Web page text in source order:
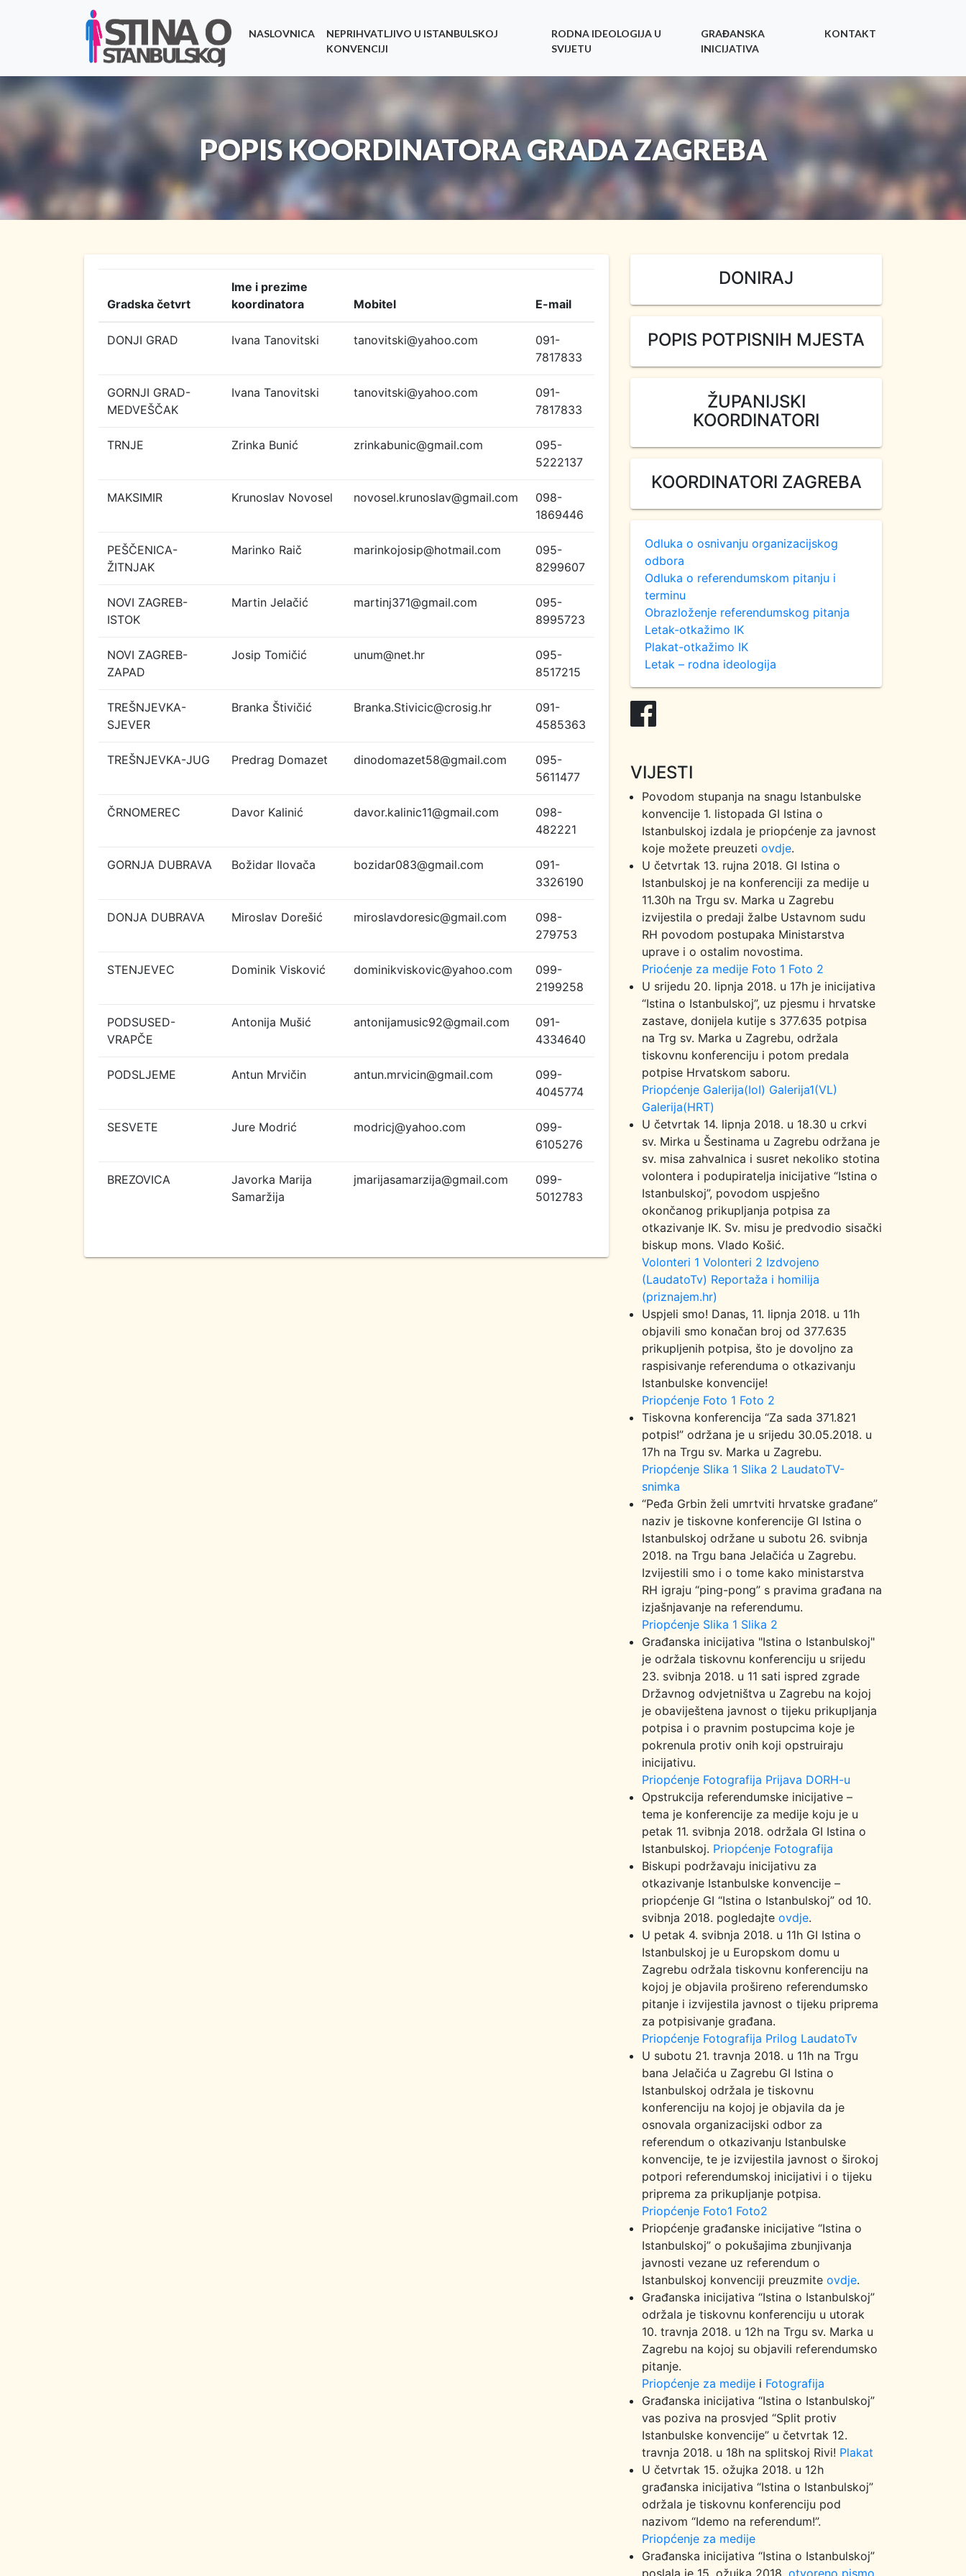
NASLOVNICA
NEPRIHVATLJIVO U ISTANBULSKOJ
KONVENCIJI
RODNA IDEOLOGIJA U
SVIJETU
GRAĐANSKA
INICIJATIVA
KONTAKT
POPIS KOORDINATORA GRADA ZAGREBA
Gradska četvrt
Ime i prezime
koordinatora
Mobitel E-mail
DONJI GRAD Ivana Tanovitski tanovitski@yahoo.com
091-
7817833
GORNJI GRAD-
MEDVEŠČAK
Ivana Tanovitski tanovitski@yahoo.com
091-
7817833
TRNJE Zrinka Bunić zrinkabunic@gmail.com
095-
5222137
MAKSIMIR Krunoslav Novosel novosel.krunoslav@gmail.com
098-
1869446
PEŠČENICA-
ŽITNJAK
Marinko Raič marinkojosip@hotmail.com
095-
8299607
NOVI ZAGREB-
ISTOK
Martin Jelačić martinj371@gmail.com
095-
8995723
NOVI ZAGREB-
ZAPAD
Josip Tomičić unum@net.hr
095-
8517215
TREŠNJEVKA-
SJEVER
Branka Štivičić Branka.Stivicic@crosig.hr
091-
4585363
TREŠNJEVKA-JUG Predrag Domazet dinodomazet58@gmail.com
095-
5611477
ČRNOMEREC Davor Kalinić davor.kalinic11@gmail.com
098-
482221
GORNJA DUBRAVA Božidar Ilovača bozidar083@gmail.com
091-
3326190
DONJA DUBRAVA Miroslav Dorešić miroslavdoresic@gmail.com
098-
279753
STENJEVEC Dominik Visković dominikviskovic@yahoo.com
099-
2199258
PODSUSED-
VRAPČE
Antonija Mušić antonijamusic92@gmail.com
091-
4334640
PODSLJEME Antun Mrvičin antun.mrvicin@gmail.com
099-
4045774
SESVETE Jure Modrić modricj@yahoo.com
099-
6105276
BREZOVICA
Javorka Marija
Samaržija
jmarijasamarzija@gmail.com
099-
5012783
DONIRAJ
POPIS POTPISNIH MJESTA
ŽUPANIJSKI
KOORDINATORI
KOORDINATORI ZAGREBA
Odluka o osnivanju organizacijskog
odbora
Odluka o referendumskom pitanju i
terminu
Obrazloženje referendumskog pitanja
Letak-otkažimo IK
Plakat-otkažimo IK
Letak – rodna ideologija
VIJESTI
Povodom stupanja na snagu Istanbulske
konvencije 1. listopada GI Istina o
Istanbulskoj izdala je priopćenje za javnost
koje možete preuzeti ovdje.
U četvrtak 13. rujna 2018. GI Istina o
Istanbulskoj je na konferenciji za medije u
11.30h na Trgu sv. Marka u Zagrebu
izvijestila o predaji žalbe Ustavnom sudu
RH povodom postupaka Ministarstva
uprave i o ostalim novostima.
Prioćenje za medije Foto 1 Foto 2
U srijedu 20. lipnja 2018. u 17h je inicijativa
“Istina o Istanbulskoj”, uz pjesmu i hrvatske
zastave, donijela kutije s 377.635 potpisa
na Trg sv. Marka u Zagrebu, održala
tiskovnu konferenciju i potom predala
potpise Hrvatskom saboru.
Priopćenje Galerija(IoI) Galerija1(VL)
Galerija(HRT)
U četvrtak 14. lipnja 2018. u 18.30 u crkvi
sv. Mirka u Šestinama u Zagrebu održana je
sv. misa zahvalnica i susret nekoliko stotina
volontera i podupiratelja inicijative “Istina o
Istanbulskoj”, povodom uspješno
okončanog prikupljanja potpisa za
otkazivanje IK. Sv. misu je predvodio sisački
biskup mons. Vlado Košić.
Volonteri 1 Volonteri 2 Izdvojeno
(LaudatoTv) Reportaža i homilija
(priznajem.hr)
Uspjeli smo! Danas, 11. lipnja 2018. u 11h
objavili smo konačan broj od 377.635
prikupljenih potpisa, što je dovoljno za
raspisivanje referenduma o otkazivanju
Istanbulske konvencije!
Priopćenje Foto 1 Foto 2
Tiskovna konferencija “Za sada 371.821
potpis!” održana je u srijedu 30.05.2018. u
17h na Trgu sv. Marka u Zagrebu.
Priopćenje Slika 1 Slika 2 LaudatoTV-
snimka
“Peđa Grbin želi umrtviti hrvatske građane”
naziv je tiskovne konferencije GI Istina o
Istanbulskoj održane u subotu 26. svibnja
2018. na Trgu bana Jelačića u Zagrebu.
Izvijestili smo i o tome kako ministarstva
RH igraju “ping-pong” s pravima građana na
izjašnjavanje na referendumu.
Priopćenje Slika 1 Slika 2
Građanska inicijativa "Istina o Istanbulskoj"
je održala tiskovnu konferenciju u srijedu
23. svibnja 2018. u 11 sati ispred zgrade
Državnog odvjetništva u Zagrebu na kojoj
je obaviještena javnost o tijeku prikupljanja
potpisa i o pravnim postupcima koje je
pokrenula protiv onih koji opstruiraju
inicijativu.
Priopćenje Fotografija Prijava DORH-u
Opstrukcija referendumske inicijative –
tema je konferencije za medije koju je u
petak 11. svibnja 2018. održala GI Istina o
Istanbulskoj. Priopćenje Fotografija
Biskupi podržavaju inicijativu za
otkazivanje Istanbulske konvencije –
priopćenje GI “Istina o Istanbulskoj” od 10.
svibnja 2018. pogledajte ovdje.
U petak 4. svibnja 2018. u 11h GI Istina o
Istanbulskoj je u Europskom domu u
Zagrebu održala tiskovnu konferenciju na
kojoj je objavila prošireno referendumsko
pitanje i izvijestila javnost o tijeku priprema
za potpisivanje građana.
Priopćenje Fotografija Prilog LaudatoTv
U subotu 21. travnja 2018. u 11h na Trgu
bana Jelačića u Zagrebu GI Istina o
Istanbulskoj održala je tiskovnu
konferenciju na kojoj je objavila da je
osnovala organizacijski odbor za
referendum o otkazivanju Istanbulske
konvencije, te je izvijestila javnost o širokoj
potpori referendumskoj inicijativi i o tijeku
priprema za prikupljanje potpisa.
Priopćenje Foto1 Foto2
Priopćenje građanske inicijative “Istina o
Istanbulskoj” o pokušajima zbunjivanja
javnosti vezane uz referendum o
Istanbulskoj konvenciji preuzmite ovdje.
Građanska inicijativa “Istina o Istanbulskoj”
održala je tiskovnu konferenciju u utorak
10. travnja 2018. u 12h na Trgu sv. Marka u
Zagrebu na kojoj su objavili referendumsko
pitanje.
Priopćenje za medije i Fotografija
Građanska inicijativa “Istina o Istanbulskoj”
vas poziva na prosvjed “Split protiv
Istanbulske konvencije” u četvrtak 12.
travnja 2018. u 18h na splitskoj Rivi! Plakat
U četvrtak 15. ožujka 2018. u 12h
građanska inicijativa “Istina o Istanbulskoj”
održala je tiskovnu konferenciju pod
nazivom “Idemo na referendum!”.
Priopćenje za medije
Građanska inicijativa “Istina o Istanbulskoj”
poslala je 15. ožujka 2018. otvoreno pismo